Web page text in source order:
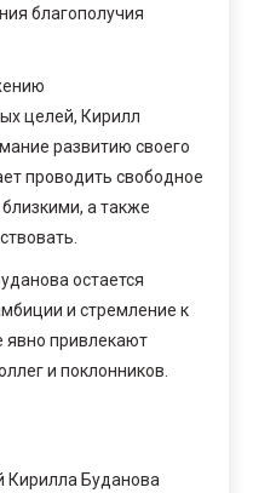
благополучия
целей, Кирилл
развитию своего
проводить свободное
а также
остается
и стремление к
явно привлекают
и поклонников.
Буданова